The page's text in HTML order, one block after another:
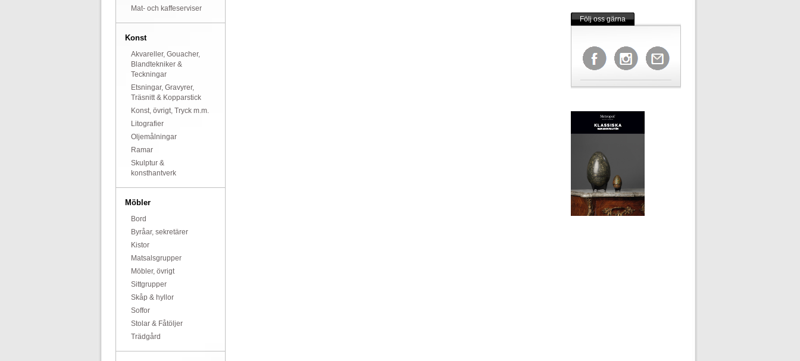
Mat- och kaffeserviser
Konst
Akvareller, Gouacher,
Blandtekniker &
Teckningar
Etsningar, Gravyrer,
Träsnitt & Kopparstick
Konst, övrigt, Tryck m.m.
Litografier
Oljemålningar
Ramar
Skulptur &
konsthantverk
Möbler
Bord
Byråar, sekretärer
Kistor
Matsalsgrupper
Möbler, övrigt
Sittgrupper
Skåp & hyllor
Soffor
Stolar & Fåtöljer
Trädgård
Följ oss gärna